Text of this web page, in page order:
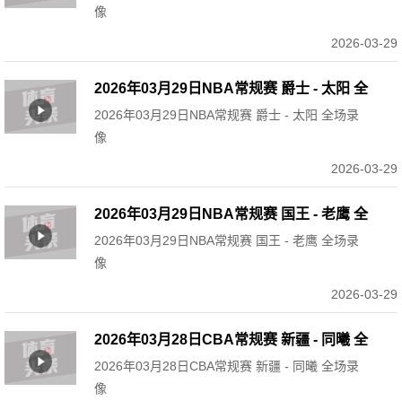
像
2026-03-29
2026年03月29日NBA常规赛 爵士 - 太阳 全
场录像
2026年03月29日NBA常规赛 爵士 - 太阳 全场录
像
2026-03-29
2026年03月29日NBA常规赛 国王 - 老鹰 全
场录像
2026年03月29日NBA常规赛 国王 - 老鹰 全场录
像
2026-03-29
2026年03月28日CBA常规赛 新疆 - 同曦 全
场录像
2026年03月28日CBA常规赛 新疆 - 同曦 全场录
像